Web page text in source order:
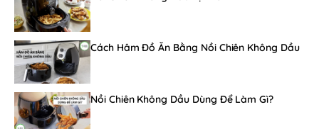
Cách Hâm Đồ Ăn Bằng Nồi Chiên Không Dầu
Nồi Chiên Không Dầu Dùng Để Làm Gì?